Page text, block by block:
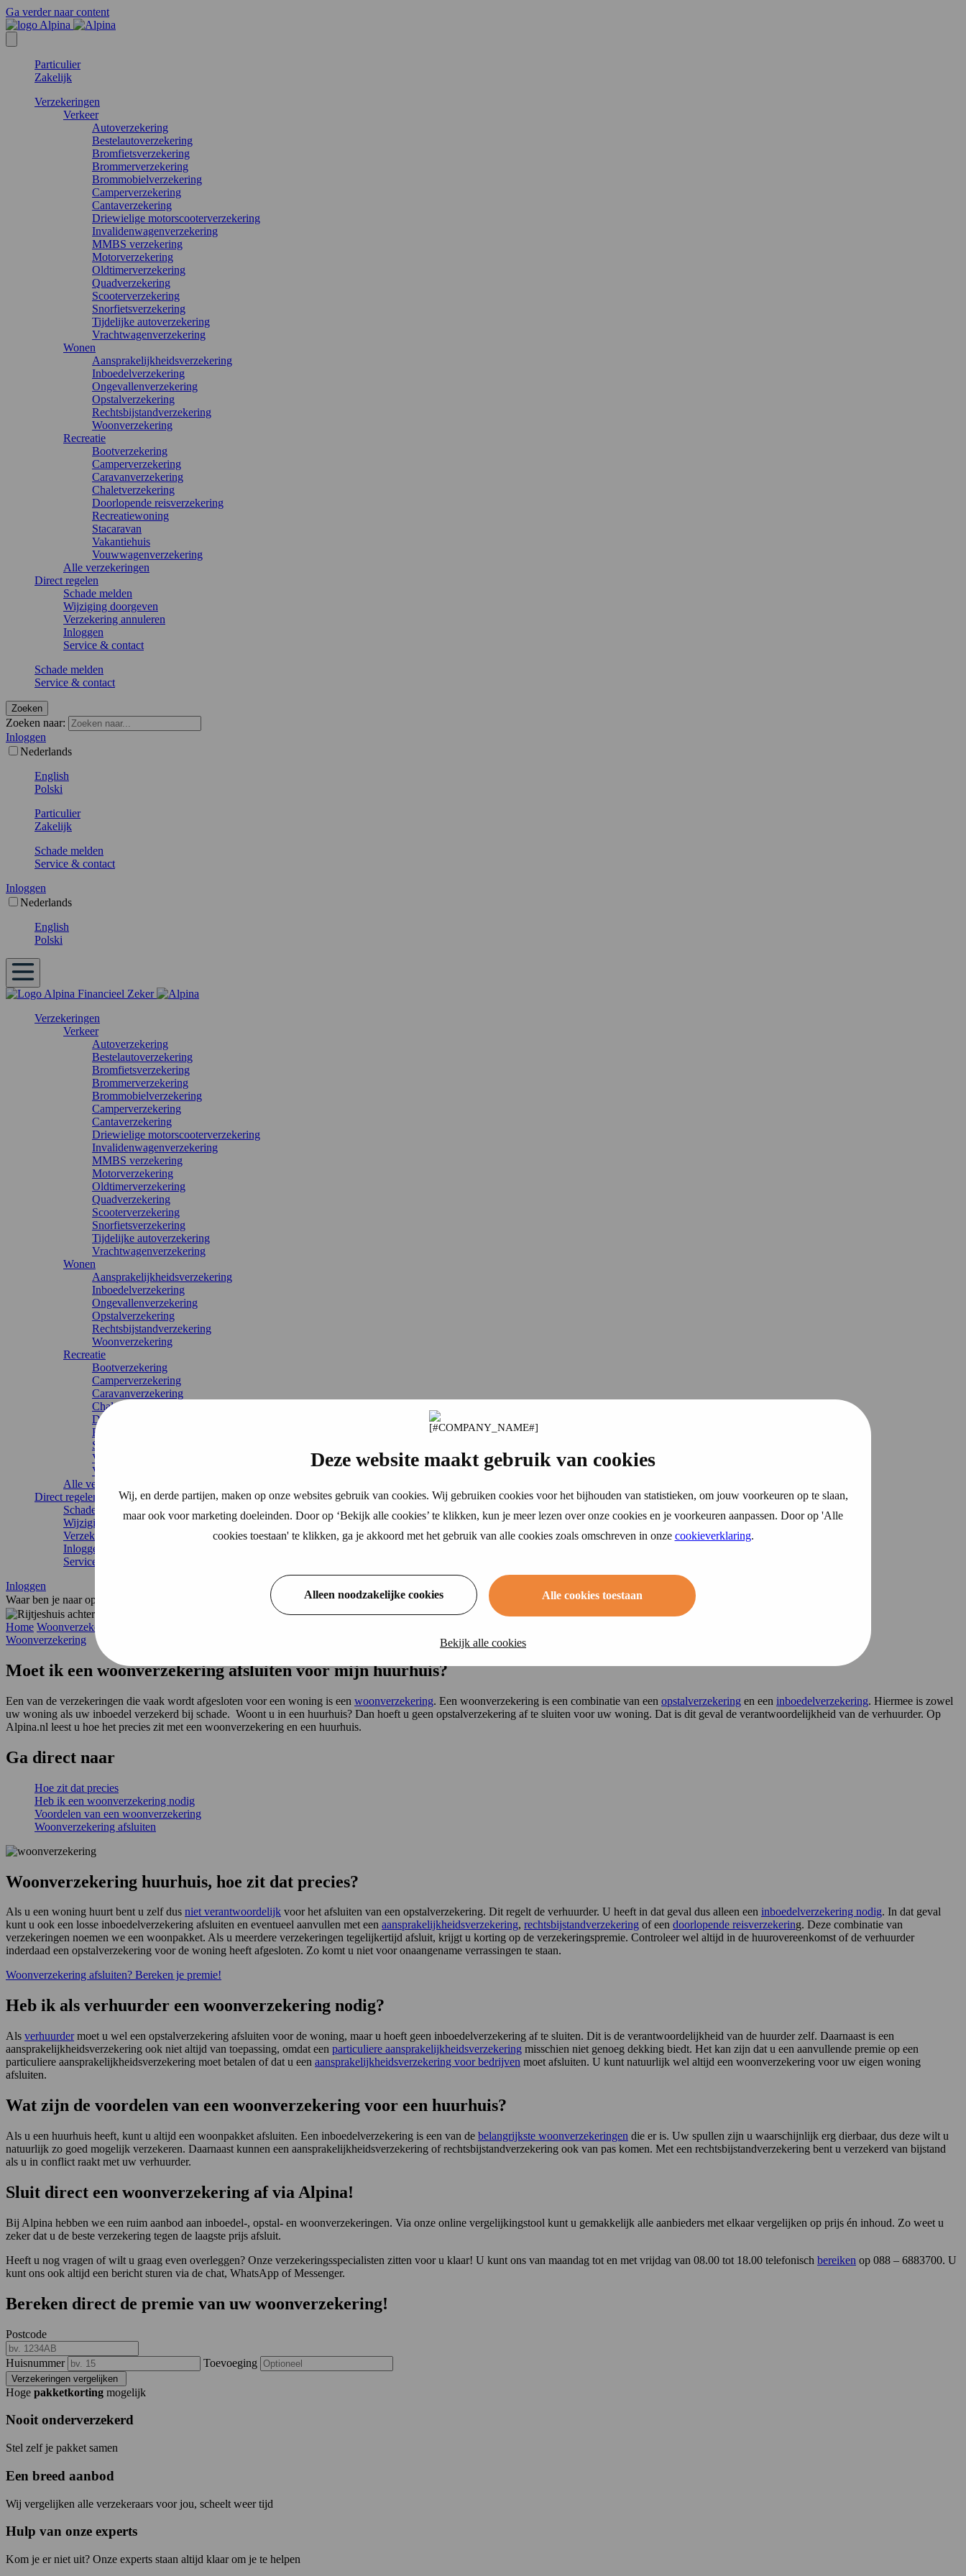
Deze website maakt gebruik van cookies
Wij, en derde partijen, maken op onze websites gebruik van cookies. Wij gebruiken cookies voor het bijhouden van statistieken, om jouw voorkeuren op te slaan,
maar ook voor marketing doeleinden. Door op ‘Bekijk alle cookies’ te klikken, kun je meer lezen over onze cookies en je voorkeuren aanpassen. Door op 'Alle
cookies toestaan' te klikken, ga je akkoord met het gebruik van alle cookies zoals omschreven in onze cookieverklaring.
Alleen noodzakelijke cookies Alle cookies toestaan
Bekijk alle cookies
Ga verder naar content
Particulier
Zakelijk
Verzekeringen
Verkeer
Autoverzekering
Bestelautoverzekering
Bromfietsverzekering
Brommerverzekering
Brommobielverzekering
Camperverzekering
Cantaverzekering
Driewielige motorscooterverzekering
Invalidenwagenverzekering
MMBS verzekering
Motorverzekering
Oldtimerverzekering
Quadverzekering
Scooterverzekering
Snorfietsverzekering
Tijdelijke autoverzekering
Vrachtwagenverzekering
Wonen
Aansprakelijkheidsverzekering
Inboedelverzekering
Ongevallenverzekering
Opstalverzekering
Rechtsbijstandverzekering
Woonverzekering
Recreatie
Bootverzekering
Camperverzekering
Caravanverzekering
Chaletverzekering
Doorlopende reisverzekering
Recreatiewoning
Stacaravan
Vakantiehuis
Vouwwagenverzekering
Alle verzekeringen
Direct regelen
Schade melden
Wijziging doorgeven
Verzekering annuleren
Inloggen
Service & contact
Schade melden
Service & contact
Zoeken
Zoeken naar:
Inloggen
Nederlands
English
Polski
Particulier
Zakelijk
Schade melden
Service & contact
Inloggen
Nederlands
English
Polski
Verzekeringen
Verkeer
Autoverzekering
Bestelautoverzekering
Bromfietsverzekering
Brommerverzekering
Brommobielverzekering
Camperverzekering
Cantaverzekering
Driewielige motorscooterverzekering
Invalidenwagenverzekering
MMBS verzekering
Motorverzekering
Oldtimerverzekering
Quadverzekering
Scooterverzekering
Snorfietsverzekering
Tijdelijke autoverzekering
Vrachtwagenverzekering
Wonen
Aansprakelijkheidsverzekering
Inboedelverzekering
Ongevallenverzekering
Opstalverzekering
Rechtsbijstandverzekering
Woonverzekering
Recreatie
Bootverzekering
Camperverzekering
Caravanverzekering
Chaletverzekering
Doorlopende reisverzekering
Recreatiewoning
Stacaravan
Vakantiehuis
Vouwwagenverzekering
Alle verzekeringen
Direct regelen
Schade melden
Wijziging doorgeven
Verzekering annuleren
Inloggen
Service & contact
Inloggen
Waar ben je naar op zoek?
Home Woonverzekering
Woonverzekering
Moet ik een woonverzekering afsluiten voor mijn huurhuis?
Een van de verzekeringen die vaak wordt afgesloten voor een woning is een woonverzekering. Een woonverzekering is een combinatie van een opstalverzekering en een inboedelverzekering. Hiermee is zowel
uw woning als uw inboedel verzekerd bij schade. Woont u in een huurhuis? Dan hoeft u geen opstalverzekering af te sluiten voor uw woning. Dat is dit geval de verantwoordelijkheid van de verhuurder. Op
Alpina.nl leest u hoe het precies zit met een woonverzekering en een huurhuis.
Ga direct naar
Hoe zit dat precies
Heb ik een woonverzekering nodig
Voordelen van een woonverzekering
Woonverzekering afsluiten
Woonverzekering huurhuis, hoe zit dat precies?
Als u een woning huurt bent u zelf dus niet verantwoordelijk voor het afsluiten van een opstalverzekering. Dit regelt de verhuurder. U heeft in dat geval dus alleen een inboedelverzekering nodig. In dat geval
kunt u ook een losse inboedelverzekering afsluiten en eventueel aanvullen met een aansprakelijkheidsverzekering, rechtsbijstandverzekering of een doorlopende reisverzekering. Deze combinatie van
verzekeringen noemen we een woonpakket. Als u meerdere verzekeringen tegelijkertijd afsluit, krijgt u korting op de verzekeringspremie. Controleer wel altijd in de huurovereenkomst of de verhuurder
inderdaad een opstalverzekering voor de woning heeft afgesloten. Zo komt u niet voor onaangename verrassingen te staan.
Woonverzekering afsluiten? Bereken je premie!
Heb ik als verhuurder een woonverzekering nodig?
Als verhuurdermoet u wel een opstalverzekering afsluiten voor de woning, maar u hoeft geen inboedelverzekering af te sluiten. Dit is de verantwoordelijkheid van de huurder zelf. Daarnaast is een
aansprakelijkheidsverzekering ook niet altijd van toepassing, omdat een particuliere aansprakelijkheidsverzekering misschien niet genoeg dekking biedt. Het kan zijn dat u een aanvullende premie op een
particuliere aansprakelijkheidsverzekering moet betalen of dat u een aansprakelijkheidsverzekering voor bedrijven moet afsluiten. U kunt natuurlijk wel altijd een woonverzekering voor uw eigen woning
afsluiten.
Wat zijn de voordelen van een woonverzekering voor een huurhuis?
Als u een huurhuis heeft, kunt u altijd een woonpakket afsluiten. Een inboedelverzekering is een van de belangrijkste woonverzekeringen die er is. Uw spullen zijn u waarschijnlijk erg dierbaar, dus deze wilt u
natuurlijk zo goed mogelijk verzekeren. Daarnaast kunnen een aansprakelijkheidsverzekering of rechtsbijstandverzekering ook van pas komen. Met een rechtsbijstandverzekering bent u verzekerd van bijstand
als u in conflict raakt met uw verhuurder.
Sluit direct een woonverzekering af via Alpina!
Bij Alpina hebben we een ruim aanbod aan inboedel-, opstal- en woonverzekeringen. Via onze online vergelijkingstool kunt u gemakkelijk alle aanbieders met elkaar vergelijken op prijs én inhoud. Zo weet u
zeker dat u de beste verzekering tegen de laagste prijs afsluit.
Heeft u nog vragen of wilt u graag even overleggen? Onze verzekeringsspecialisten zitten voor u klaar! U kunt ons van maandag tot en met vrijdag van 08.00 tot 18.00 telefonisch bereiken op 088 – 6883700. U
kunt ons ook altijd een bericht sturen via de chat, WhatsApp of Messenger.
Bereken direct de premie van uw woonverzekering!
Postcode
Huisnummer Toevoeging
Verzekeringen vergelijken
Hoge pakketkorting mogelijk
Nooit onderverzekerd
Stel zelf je pakket samen
Een breed aanbod
Wij vergelijken alle verzekeraars voor jou, scheelt weer tijd
Hulp van onze experts
Kom je er niet uit? Onze experts staan altijd klaar om je te helpen